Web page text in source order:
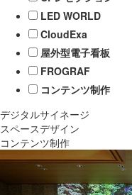
LED WORLD
CloudExa
屋外型電子看板
FROGRAF
コンテンツ制作
デジタルサイネージ
スペースデザイン
コンテンツ制作